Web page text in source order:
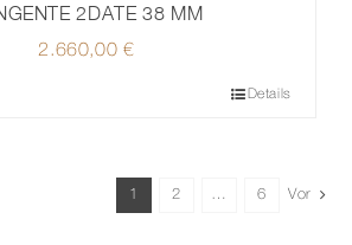
2DATE 38 MM
2.660,00€
Details
1 2 … 6 Vor